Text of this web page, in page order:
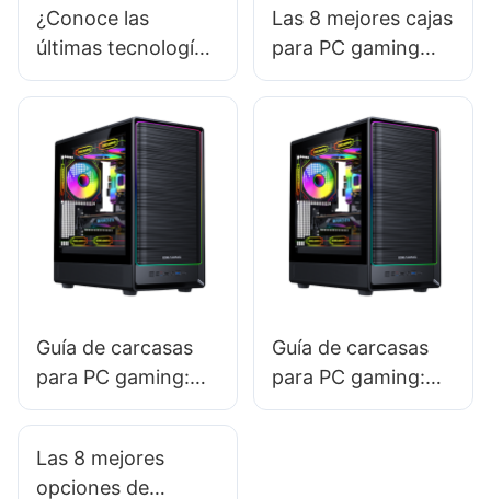
¿Conoce las
últimas tecnologías
en diseño de
alimentación para
PC?
Las 8 mejores cajas
para PC gaming
para un
silencioso: reduce
el ruido del
ventilador
Guía de carcasas
para PC gaming:
Cómo elegir la
para una
Guía de carcasas
para PC gaming:
Cómo elegir la
Las 8 mejores
opciones de